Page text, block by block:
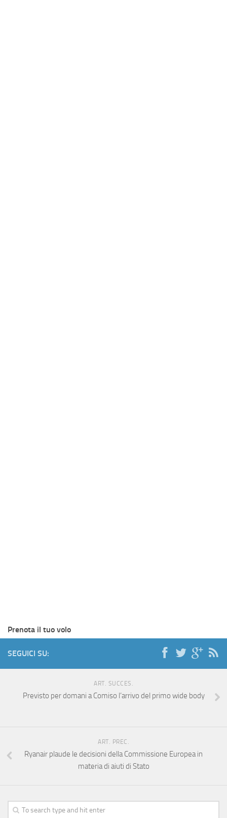
Prenota il tuo volo
SEGUICI SU:
ART. SUCCES.
Previsto per domani a Comiso l’arrivo del primo wide body
ART. PREC.
Ryanair plaude le decisioni della Commissione Europea in
materia di aiuti di Stato